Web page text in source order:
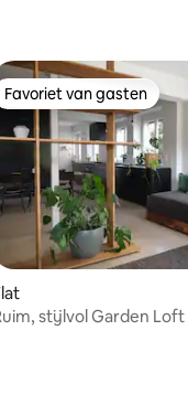
van 4,71 op
Favoriet van gasten
Favoriet van gasten
stijlvol Garden